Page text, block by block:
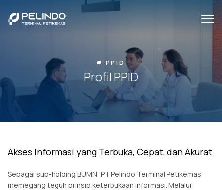
PPID
Profil PPID
Akses Informasi yang Terbuka, Cepat, dan Akurat
Sebagai sub-holding BUMN, PT Pelindo Terminal Petikemas
memegang teguh prinsip keterbukaan informasi. Melalui